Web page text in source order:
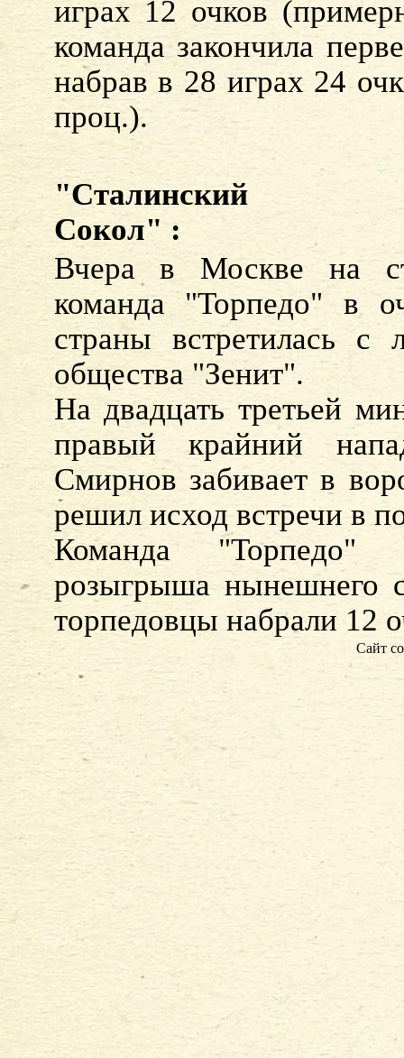
играх 12 очков
команда закончила
набрав в 28 играх 24
проц.).
"Сталинский
Сокол" :
Вчера в Москве на
команда "Торпедо" в
страны встретилась с
общества "Зенит".
На двадцать третьей
правый крайний
Смирнов забивает в
решил исход встречи в
Команда "Торпедо"
розыгрыша нынешнего
торпедовцы набрали 12
Сайт